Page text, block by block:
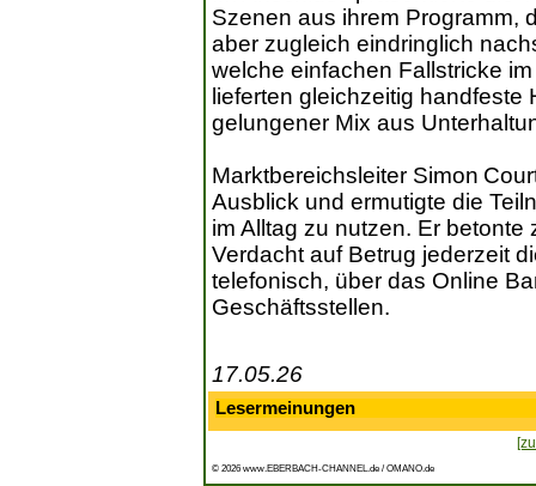
Szenen aus ihrem Programm,
aber zugleich eindringlich
welche einfachen Fallstricke
lieferten gleichzeitig
gelungener Mix aus
Marktbereichsleiter Simon
Ausblick und ermutigte die
im Alltag zu nutzen. Er
Verdacht auf Betrug jederzeit
telefonisch, über das Online
Geschäftsstellen.
17.05.26
Lesermeinungen
© 2026 www.EBERBACH-CHANNEL.de / OMANO.de